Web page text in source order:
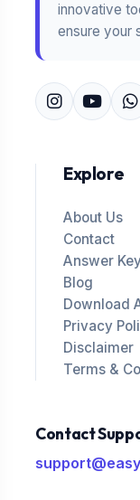
innovative
ensure your
Explore
About Us
Contact
Answer
Blog
Download
Privacy
Disclaimer
Terms &
Contact